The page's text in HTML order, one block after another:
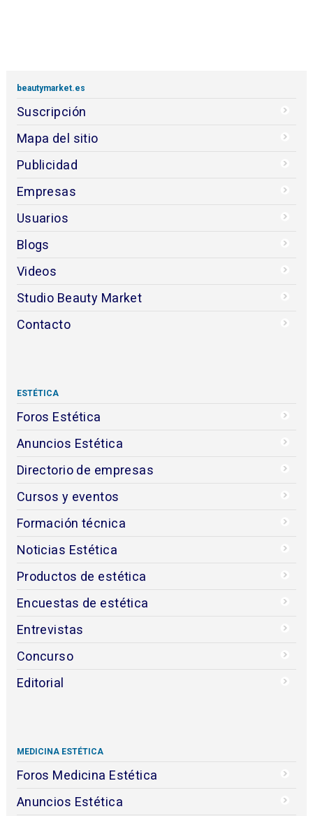
beautymarket.es
Suscripción
Mapa del sitio
Publicidad
Empresas
Usuarios
Blogs
Videos
Studio Beauty Market
Contacto
ESTÉTICA
Foros Estética
Anuncios Estética
Directorio de empresas
Cursos y eventos
Formación técnica
Noticias Estética
Productos de estética
Encuestas de estética
Entrevistas
Concurso
Editorial
MEDICINA ESTÉTICA
Foros Medicina Estética
Anuncios Estética